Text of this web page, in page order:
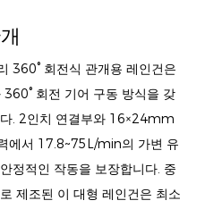
360° 회전식 관개용 레인건은
회전 기어 구동 방식을 갖
. 2인치 연결부와 16×24mm
에서 17.8~75L/min의 가변 유
정적인 작동을 보장합니다. 중
제조된 이 대형 레인건은 최소